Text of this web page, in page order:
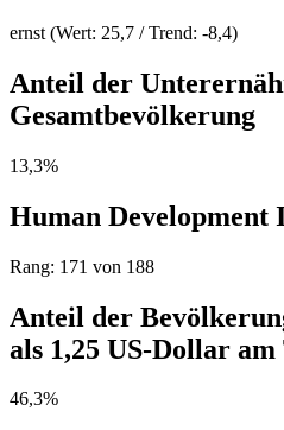
ernst (Wert: 25,7 / Trend: -8,4)
Anteil der
Gesamtbevölkerung
13,3%
Human Development
Rang: 171 von 188
Anteil der
als 1,25 US-Dollar am
46,3%